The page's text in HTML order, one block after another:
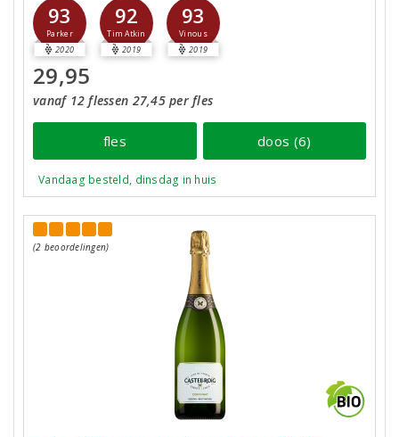
93
Parker
2020
92
Tim Atkin
2019
93
Vinous
2019
29,95
vanaf 12 flessen 27,45 per fles
fles doos (6)
Vandaag besteld, dinsdag in huis
(2 beoordelingen)